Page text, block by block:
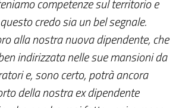
competenze sul territorio e
credo sia un bel segnale.
alla nostra nuova dipendente, che
indirizzata nelle sue mansioni da
e, sono certo, potrà ancora
della nostra ex dipendente